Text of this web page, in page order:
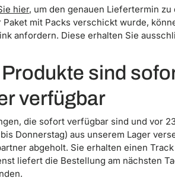
hier, um den genauen Liefertermin
Paket mit Packs verschickt wurde,
anfordern. Diese erhalten Sie
sind
verfügbar
die sofort verfügbar sind und vor
Donnerstag) aus unserem Lager
abgeholt. Sie erhalten einen
liefert die Bestellung am nächsten